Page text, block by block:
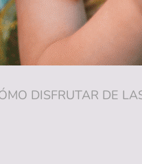
DISFRUTAR DE